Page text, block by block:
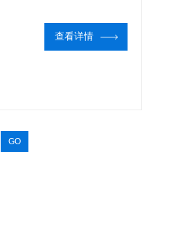
查看详情